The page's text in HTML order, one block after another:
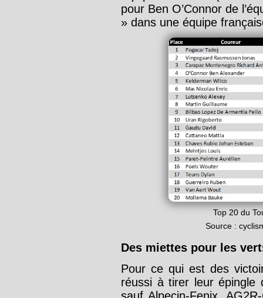
pour Ben O’Connor de
» dans une équipe
Top 20 du
Source :
Des miettes pour les
Pour ce qui est des
réussi à tirer leur épingle